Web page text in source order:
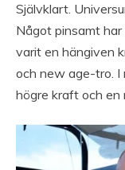
Självklart.
Något pinsamt har
varit en hängiven
och new age-tro. I
högre kraft och en